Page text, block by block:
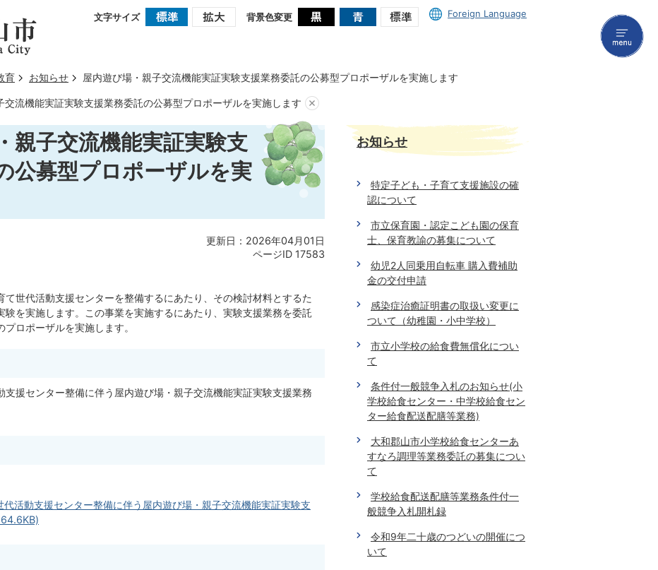
文字サイズ 背景色変更 Foreign Language
育 お知らせ 屋内遊び場・親子交流機能実証実験支援業務委託の公募型プロポーザルを実施します
交流機能実証実験支援業務委託の公募型プロポーザルを実施します
親子交流機能実証実験支
公募型プロポーザルを実
更新日：2026年04月01日
ページID 17583
世代活動支援センターを整備するにあたり、その検討材料とするた
を実施します。この事業を実施するにあたり、実験支援業務を委託
ロポーザルを実施します。
支援センター整備に伴う屋内遊び場・親子交流機能実証実験支援業務
代活動支援センター整備に伴う屋内遊び場・親子交流機能実証実験支
お知らせ
特定子ども・子育て支援施設の確
認について
市立保育園・認定こども園の保育
士、保育教諭の募集について
幼児2人同乗用自転車 購入費補助
金の交付申請
感染症治癒証明書の取扱い変更に
ついて（幼稚園・小中学校）
市立小学校の給食費無償化につい
て
条件付一般競争入札のお知らせ(小
学校給食センター・中学校給食セン
ター給食配送配膳等業務)
大和郡山市小学校給食センターあ
すなろ調理等業務委託の募集につい
て
学校給食配送配膳等業務条件付一
般競争入札開札録
令和9年二十歳のつどいの開催につ
いて